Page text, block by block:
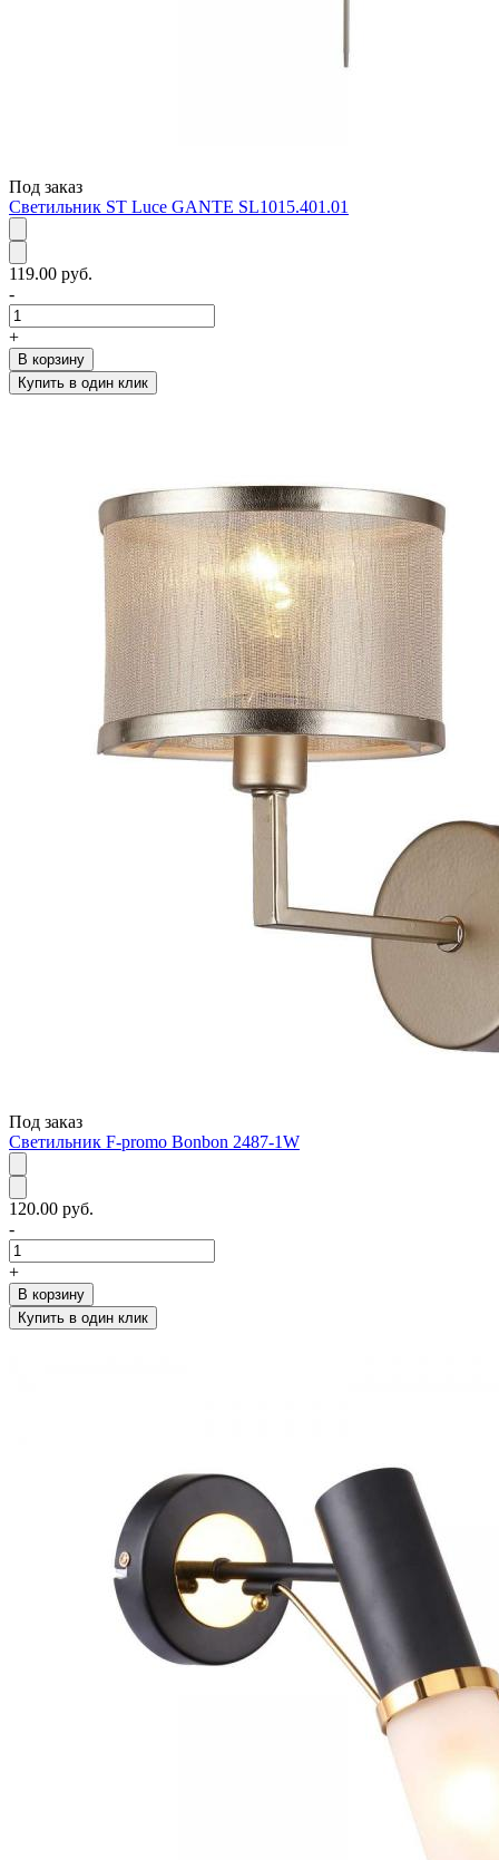
Под заказ
Светильник ST Luce GANTE SL1015.401.01
119.00 руб.
-
+
В корзину
Купить в один клик
Под заказ
Светильник F-promo Bonbon 2487-1W
120.00 руб.
-
+
В корзину
Купить в один клик